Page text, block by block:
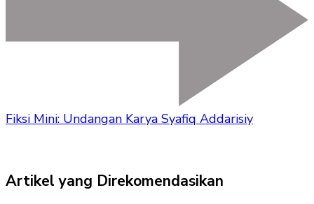
Fiksi Mini: Undangan Karya Syafiq Addarisiy
Artikel yang Direkomendasikan